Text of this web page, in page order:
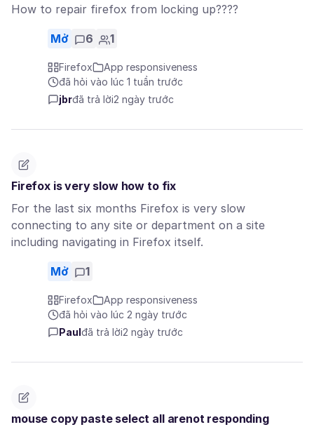
How to repair firefox from locking up????
Mở 6 1
Firefox
App responsiveness
đã hỏi vào lúc 1 tuần trước
jbrđã trả lời2 ngày trước
Firefox is very slow how to fix
For the last six months Firefox is very slow
connecting to any site or department on a site
including navigating in Firefox itself.
Mở 1
Firefox
App responsiveness
đã hỏi vào lúc 2 ngày trước
Paul đã trả lời2 ngày trước
mouse copy paste select all arenot responding